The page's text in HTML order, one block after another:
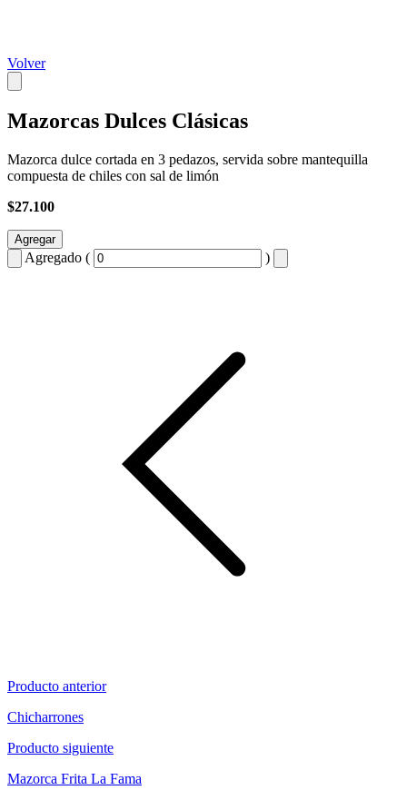
Volver
Mazorcas Dulces Clásicas
Mazorca dulce cortada en 3 pedazos, servida sobre mantequilla
compuesta de chiles con sal de limón
$27.100
Agregar
Agregado ( )
Producto anterior
Chicharrones
Producto siguiente
Mazorca Frita La Fama